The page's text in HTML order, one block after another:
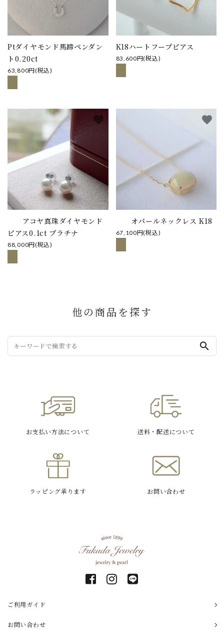
Ptダイヤモンド馬蹄ペンダン
ト0.20ct
63,800円(税込)
K18ハートフープピアス
83,600円(税込)
アコヤ真珠ダイヤモンド
ピアス0.1ct プラチナ
88,000円(税込)
favorite
オパールネックレス K18
67,100円(税込)
favorite
他の商品を探す
search
お支払い方法について 送料・配送について
ラッピング承ります お問い合わせ
ご利用ガイド
お問い合わせ